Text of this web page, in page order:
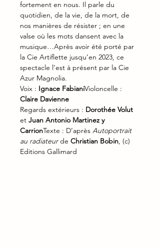
fortement en nous. Il parle du
quotidien, de la vie, de la mort, de
nos manières de résister ; en une
valse où les mots dansent avec la
musique…Après avoir été porté par
la Cie Artiflette jusqu’en 2023, ce
spectacle l’est à présent par la Cie
Azur Magnolia.
Voix : Ignace FabianiVioloncelle :
Claire Davienne
Regards extérieurs : Dorothée Volut
et Juan Antonio Martinez y
CarrionTexte : D’après Autoportrait
au radiateur de Christian Bobin, (c)
Editions Gallimard